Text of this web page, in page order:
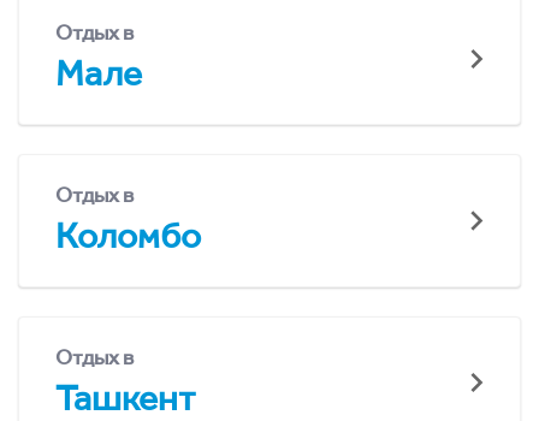
Отдых в
Мале
Отдых в
Коломбо
Отдых в
Ташкент